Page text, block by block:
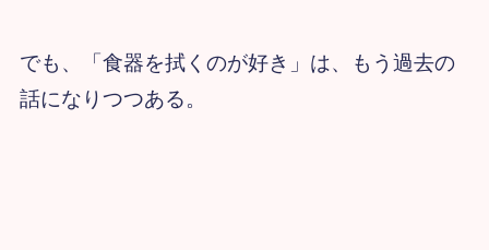
でも、「食器を拭くのが好き」は、もう過去の
話になりつつある。